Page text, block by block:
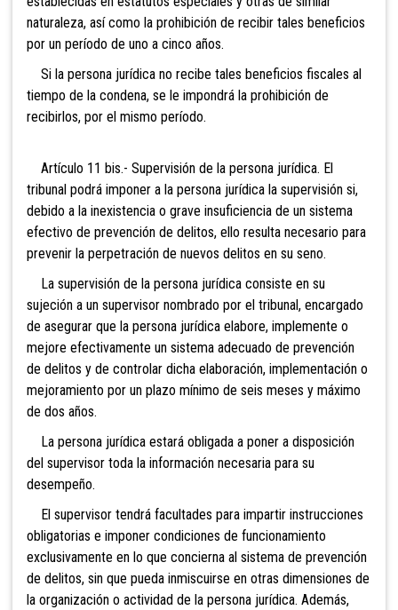
naturaleza, así como la prohibición de recibir tales beneficios
por un período de uno a cinco años.
Si la persona jurídica no recibe tales beneficios fiscales al
tiempo de la condena, se le impondrá la prohibición de
recibirlos, por el mismo período.
Artículo 11 bis.- Supervisión de la persona jurídica. El
tribunal podrá imponer a la persona jurídica la supervisión si,
debido a la inexistencia o grave insuficiencia de un sistema
efectivo de prevención de delitos, ello resulta necesario para
prevenir la perpetración de nuevos delitos en su seno.
La supervisión de la persona jurídica consiste en su
sujeción a un supervisor nombrado por el tribunal, encargado
de asegurar que la persona jurídica elabore, implemente o
mejore efectivamente un sistema adecuado de prevención
de delitos y de controlar dicha elaboración, implementación o
mejoramiento por un plazo mínimo de seis meses y máximo
de dos años.
La persona jurídica estará obligada a poner a disposición
del supervisor toda la información necesaria para su
desempeño.
El supervisor tendrá facultades para impartir instrucciones
obligatorias e imponer condiciones de funcionamiento
exclusivamente en lo que concierna al sistema de prevención
de delitos, sin que pueda inmiscuirse en otras dimensiones de
la organización o actividad de la persona jurídica. Además,